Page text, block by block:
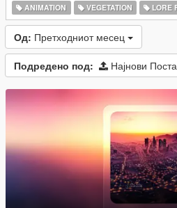
ANIMATION
VEGETATION LORE
Од: Претходниот месец
Подредено под: Најнови